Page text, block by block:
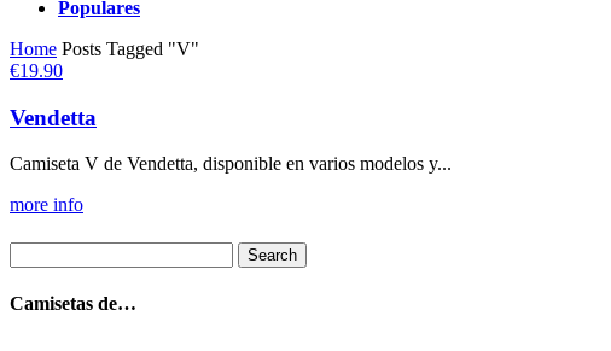
Populares
Home Posts Tagged "V"
€19.90
Vendetta
Camiseta V de Vendetta, disponible en varios modelos y...
more info
Camisetas de…